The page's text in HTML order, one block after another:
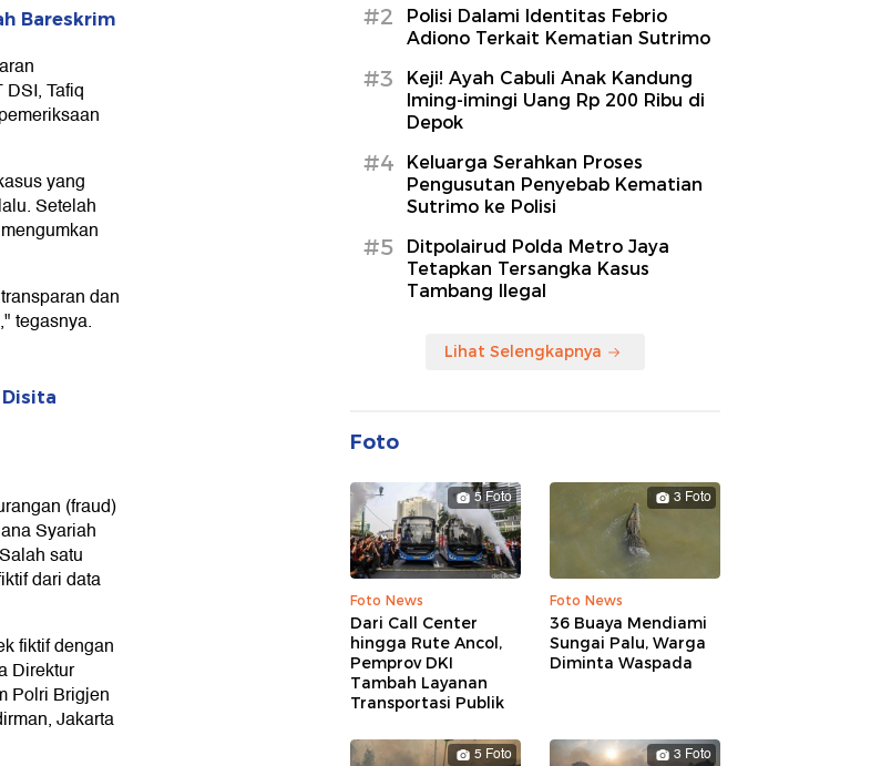
Bareskrim
Tafiq
yang
Setelah
dan
tegasnya.
(fraud)
Syariah
satu
dari data
fiktif dengan
Direktur
Polri Brigjen
Jakarta
#2
Polisi Dalami Identitas Febrio
Adiono Terkait Kematian Sutrimo
#3
Keji! Ayah Cabuli Anak Kandung
Iming-imingi Uang Rp 200 Ribu di
Depok
#4
Keluarga Serahkan Proses
Pengusutan Penyebab Kematian
Sutrimo ke Polisi
#5
Ditpolairud Polda Metro Jaya
Tetapkan Tersangka Kasus
Tambang Ilegal
Lihat Selengkapnya
Foto
5 Foto
Foto News
Dari Call Center
hingga Rute Ancol,
Pemprov DKI
Tambah Layanan
Transportasi Publik
3 Foto
Foto News
36 Buaya Mendiami
Sungai Palu, Warga
Diminta Waspada
5 Foto 3 Foto